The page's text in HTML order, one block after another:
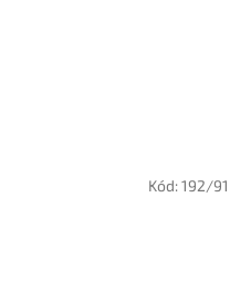
Kód:192/91